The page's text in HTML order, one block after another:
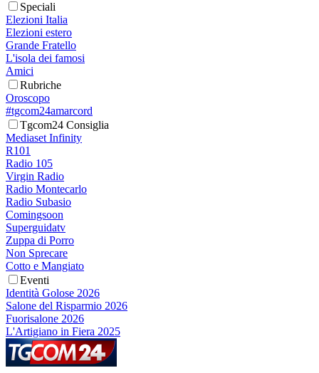
Speciali
Elezioni Italia
Elezioni estero
Grande Fratello
L'isola dei famosi
Amici
Rubriche
Oroscopo
#tgcom24amarcord
Tgcom24 Consiglia
Mediaset Infinity
R101
Radio 105
Virgin Radio
Radio Montecarlo
Radio Subasio
Comingsoon
Superguidatv
Zuppa di Porro
Non Sprecare
Cotto e Mangiato
Eventi
Identità Golose 2026
Salone del Risparmio 2026
Fuorisalone 2026
L'Artigiano in Fiera 2025